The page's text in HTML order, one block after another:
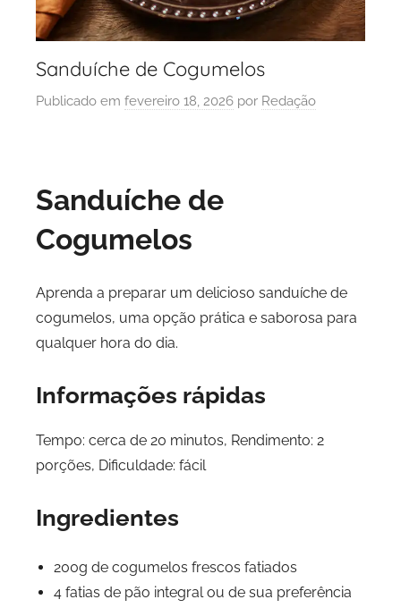
Sanduíche de Cogumelos
Publicado em fevereiro 18, 2026 por Redação
Sanduíche de
Cogumelos
Aprenda a preparar um delicioso sanduíche de
cogumelos, uma opção prática e saborosa para
qualquer hora do dia.
Informações rápidas
Tempo: cerca de 20 minutos, Rendimento: 2
porções, Dificuldade: fácil
Ingredientes
200g de cogumelos frescos fatiados
4 fatias de pão integral ou de sua preferência